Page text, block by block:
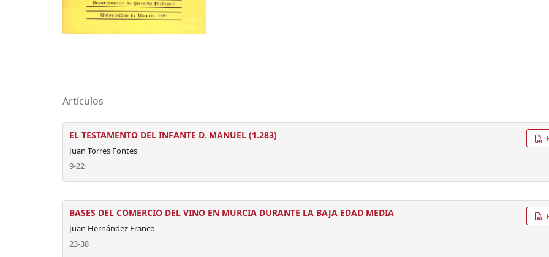
Artículos
EL TESTAMENTO DEL INFANTE D. MANUEL (1.283)
Juan Torres Fontes
9-22
BASES DEL COMERCIO DEL VINO EN MURCIA DURANTE LA BAJA EDAD MEDIA
Juan Hernández Franco
23-38